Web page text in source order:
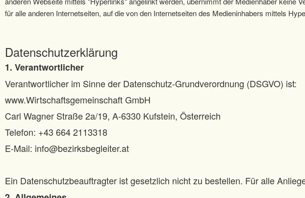
für alle anderen Internetseiten, auf die von den Internetseiten des Medieninhabers mittels
Datenschutzerklärung
1. Verantwortlicher
Verantwortlicher im Sinne der Datenschutz-Grundverordnung (DSGVO) ist:
www.Wirtschaftsgemeinschaft GmbH
Carl Wagner Straße 2a/19, A-6330 Kufstein, Österreich
Telefon: +43 664 2113318
E-Mail: info@bezirksbegleiter.at
Ein Datenschutzbeauftragter ist gesetzlich nicht zu bestellen. Für alle